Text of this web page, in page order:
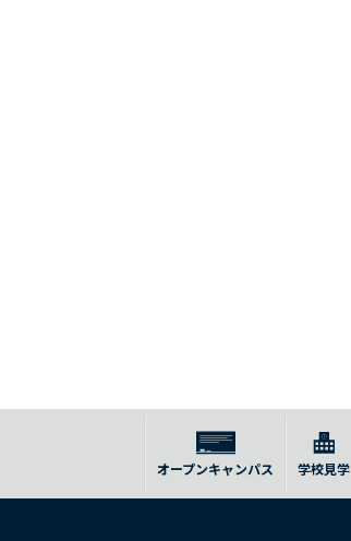
オープンキャンパス 学校見学